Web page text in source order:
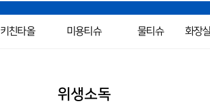
키친타올 미용티슈 물티슈 화장
위생소독